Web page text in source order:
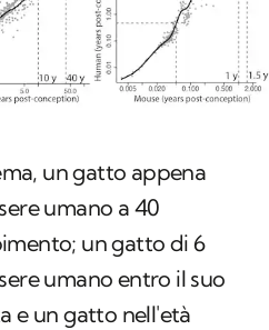
un gatto appena
umano a 40
un gatto di 6
umano entro il suo
e un gatto nell'età